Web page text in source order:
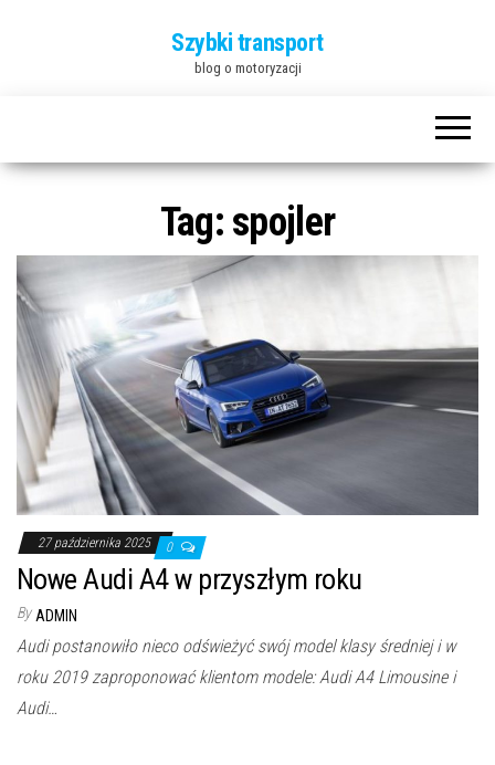
Szybki transport
blog o motoryzacji
Tag: spojler
27 października 2025 0
Nowe Audi A4 w przyszłym roku
By ADMIN
Audi postanowiło nieco odświeżyć swój model klasy średniej i w
roku 2019 zaproponować klientom modele: Audi A4 Limousine i
Audi…